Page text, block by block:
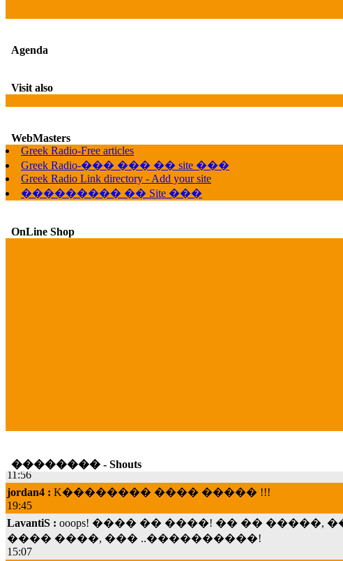
Agenda
Visit also
WebMasters
Greek Radio-Free articles
Greek Radio-��� ��� �� site ���
Greek Radio Link directory - Add your site
��������� �� Site ���
OnLine Shop
�������� - Shouts
11:56
jordan4 :K�������� ���� ����� !!!
19:45
LavantiS :ooops! ���� �� ����! �� ��
���� ����, ��� ..����������!
15:07
Dimitris_P :���� ����� �������� ����